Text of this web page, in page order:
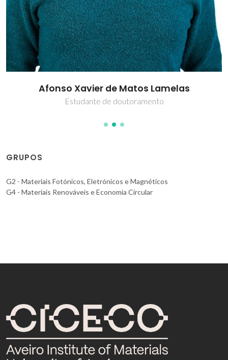
Afonso Xavier de Matos Lamelas
Estudante de doutoramento
GRUPOS
G2 - Materiais Fotónicos, Eletrónicos e Magnéticos
G4 - Materiais Renováveis e Economia Circular